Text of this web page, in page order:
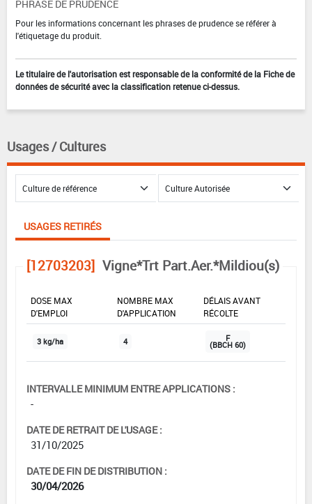
PHRASE DE PRUDENCE
Pour les informations concernant les phrases de prudence se référer à
l'étiquetage du produit.
Le titulaire de l'autorisation est responsable de la conformité de la Fiche de
données de sécurité avec la classification retenue ci-dessus.
Usages / Cultures
USAGES RETIRÉS
[12703203] Vigne*Trt Part.Aer.*Mildiou(s)
DOSE MAX
D'EMPLOI
NOMBRE MAX
D'APPLICATION
DÉLAIS AVANT
RÉCOLTE
3 kg/ha 4 F
(BBCH 60)
INTERVALLE MINIMUM ENTRE APPLICATIONS :
-
DATE DE RETRAIT DE L'USAGE :
31/10/2025
DATE DE FIN DE DISTRIBUTION :
30/04/2026